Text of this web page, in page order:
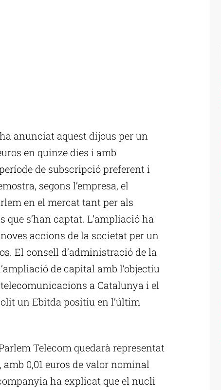
anunciat aquest dijous per un
en quinze dies i amb
de subscripció preferent i
segons l’empresa, el
en el mercat tant per als
s’han captat. L’ampliació ha
accions de la societat per un
El consell d’administració de la
de capital amb l’objectiu
a Catalunya i el
un Ebitda positiu en l’últim
Telecom quedarà representat
0,01 euros de valor nominal
ha explicat que el nucli